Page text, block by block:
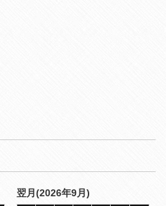
翌月(2026年9月)